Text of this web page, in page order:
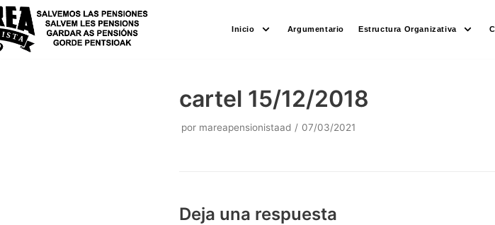
Saltar
al
contenido
Inicio Argumentario Estructura Organizativa
cartel 15/12/2018
por mareapensionistaad 07/03/2021
Deja una respuesta